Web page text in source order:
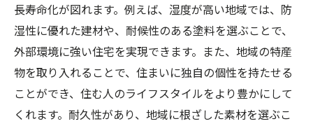
長寿命化が図れます。例えば、湿度が高い地域では、防
湿性に優れた建材や、耐候性のある塗料を選ぶことで、
外部環境に強い住宅を実現できます。また、地域の特産
物を取り入れることで、住まいに独自の個性を持たせる
ことができ、住む人のライフスタイルをより豊かにして
くれます。耐久性があり、地域に根ざした素材を選ぶこ